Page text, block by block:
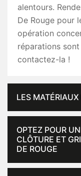
alentours.
De Rouge pour
opération
réparations
contactez-la !
LES
OPTEZ POUR
CLÔTURE ET
DE ROUGE